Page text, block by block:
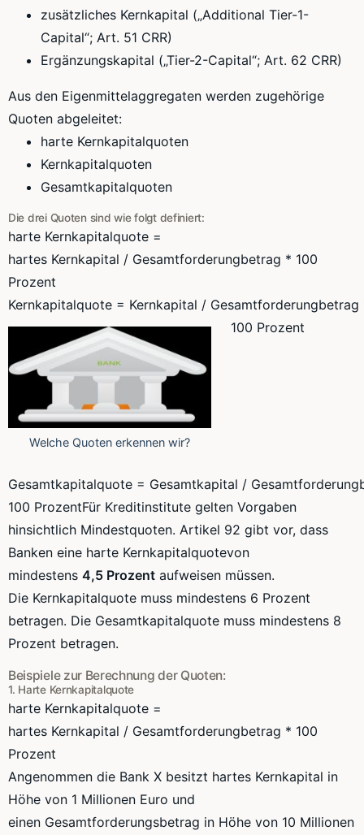
zusätzliches Kernkapital („Additional Tier-1-
Capital“; Art. 51 CRR)
Ergänzungskapital („Tier-2-Capital“; Art. 62 CRR)
Aus den Eigenmittelaggregaten werden zugehörige
Quoten abgeleitet:
harte Kernkapitalquoten
Kernkapitalquoten
Gesamtkapitalquoten
Die drei Quoten sind wie folgt definiert:
harte Kernkapitalquote =
hartes Kernkapital / Gesamtforderungbetrag * 100
Prozent
Kernkapitalquote = Kernkapital / Gesamtforderungbetrag
100 Prozent
Welche Quoten erkennen wir?
Gesamtkapitalquote = Gesamtkapital /
100 ProzentFür Kreditinstitute gelten Vorgaben
hinsichtlich Mindestquoten. Artikel 92 gibt vor, dass
Banken eine harte Kernkapitalquotevon
mindestens 4,5 Prozent aufweisen müssen.
Die Kernkapitalquote muss mindestens 6 Prozent
betragen. Die Gesamtkapitalquote muss mindestens 8
Prozent betragen.
Beispiele zur Berechnung der Quoten:
1. Harte Kernkapitalquote
harte Kernkapitalquote =
hartes Kernkapital / Gesamtforderungbetrag * 100
Prozent
Angenommen die Bank X besitzt hartes Kernkapital in
Höhe von 1 Millionen Euro und
einen Gesamtforderungsbetrag in Höhe von 10 Millionen